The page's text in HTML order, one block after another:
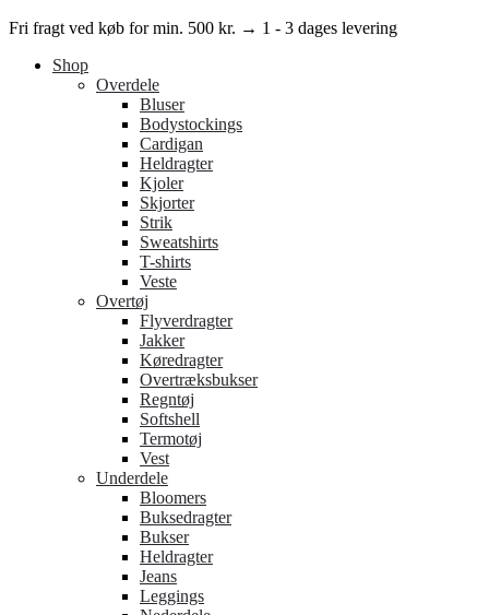
Fri fragt ved køb for min. 500 kr. → 1 - 3 dages levering
Shop
Overdele
Bluser
Bodystockings
Cardigan
Heldragter
Kjoler
Skjorter
Strik
Sweatshirts
T-shirts
Veste
Overtøj
Flyverdragter
Jakker
Køredragter
Overtræksbukser
Regntøj
Softshell
Termotøj
Vest
Underdele
Bloomers
Buksedragter
Bukser
Heldragter
Jeans
Leggings